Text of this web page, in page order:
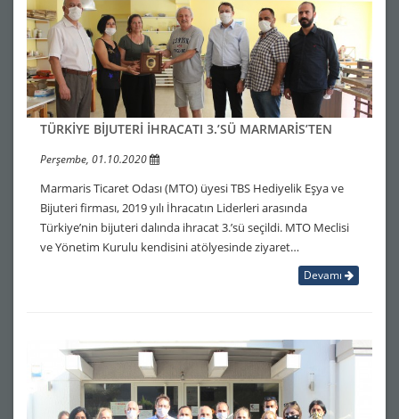
TÜRKİYE BİJUTERİ İHRACATI 3.’SÜ MARMARİS’TEN
Perşembe, 01.10.2020
Marmaris Ticaret Odası (MTO) üyesi TBS Hediyelik Eşya ve
Bijuteri firması, 2019 yılı İhracatın Liderleri arasında
Türkiye’nin bijuteri dalında ihracat 3.’sü seçildi. MTO Meclisi
ve Yönetim Kurulu kendisini atölyesinde ziyaret…
Devamı